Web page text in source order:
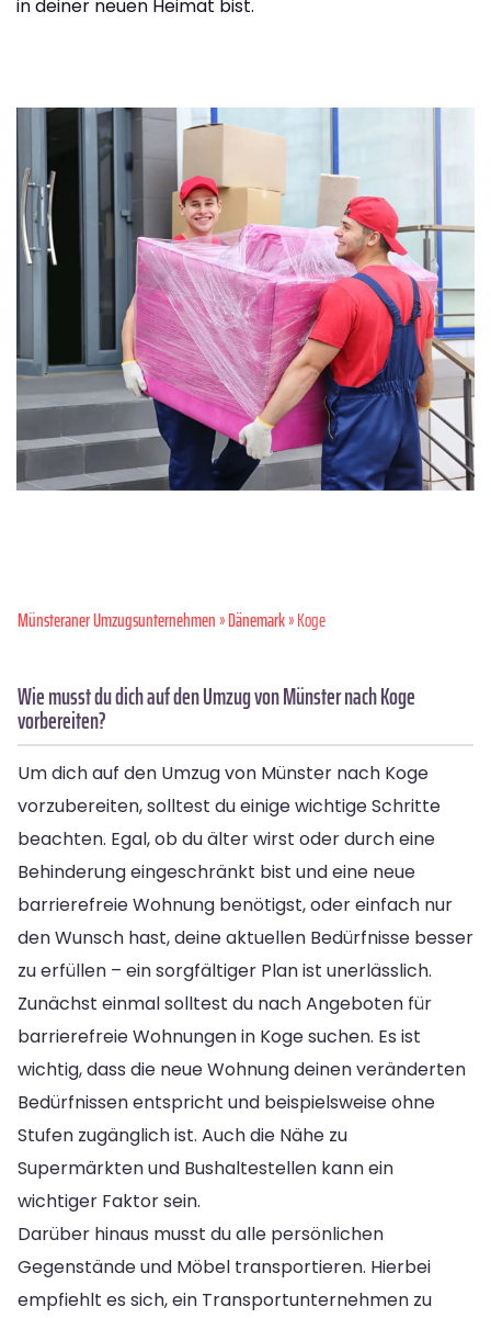
in deiner neuen Heimat bist.
Münsteraner Umzugsunternehmen»Dänemark» Koge
Wie musst du dich auf den Umzug von Münster nach Koge
vorbereiten?
Um dich auf den Umzug von Münster nach Koge
vorzubereiten, solltest du einige wichtige Schritte
beachten. Egal, ob du älter wirst oder durch eine
Behinderung eingeschränkt bist und eine neue
barrierefreie Wohnung benötigst, oder einfach nur
den Wunsch hast, deine aktuellen Bedürfnisse besser
zu erfüllen – ein sorgfältiger Plan ist unerlässlich.
Zunächst einmal solltest du nach Angeboten für
barrierefreie Wohnungen in Koge suchen. Es ist
wichtig, dass die neue Wohnung deinen veränderten
Bedürfnissen entspricht und beispielsweise ohne
Stufen zugänglich ist. Auch die Nähe zu
Supermärkten und Bushaltestellen kann ein
wichtiger Faktor sein.
Darüber hinaus musst du alle persönlichen
Gegenstände und Möbel transportieren. Hierbei
empfiehlt es sich, ein Transportunternehmen zu